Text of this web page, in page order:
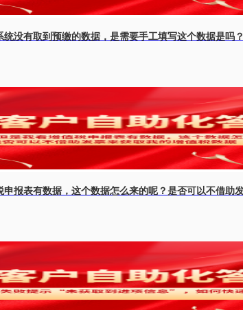
没有取到预缴的数据，是需要手工填写这个数据是吗？